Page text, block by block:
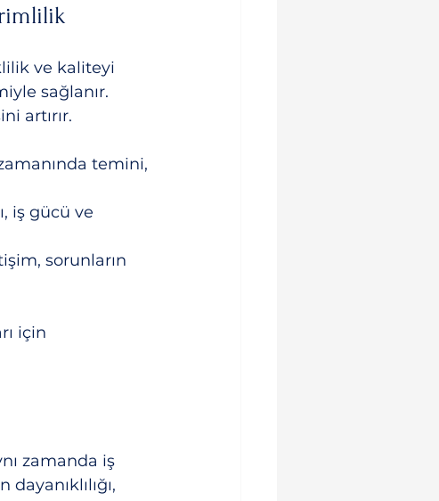
ve kaliteyi
sağlanır.
artırır.
temini,
iş gücü ve
sorunların
için
zamanda iş